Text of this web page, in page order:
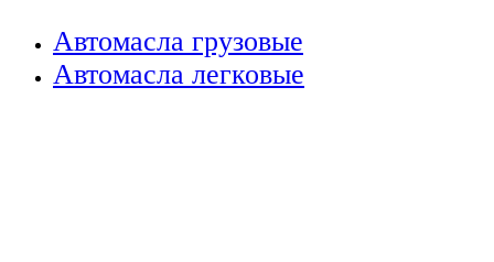
Автомасла грузовые
Автомасла легковые